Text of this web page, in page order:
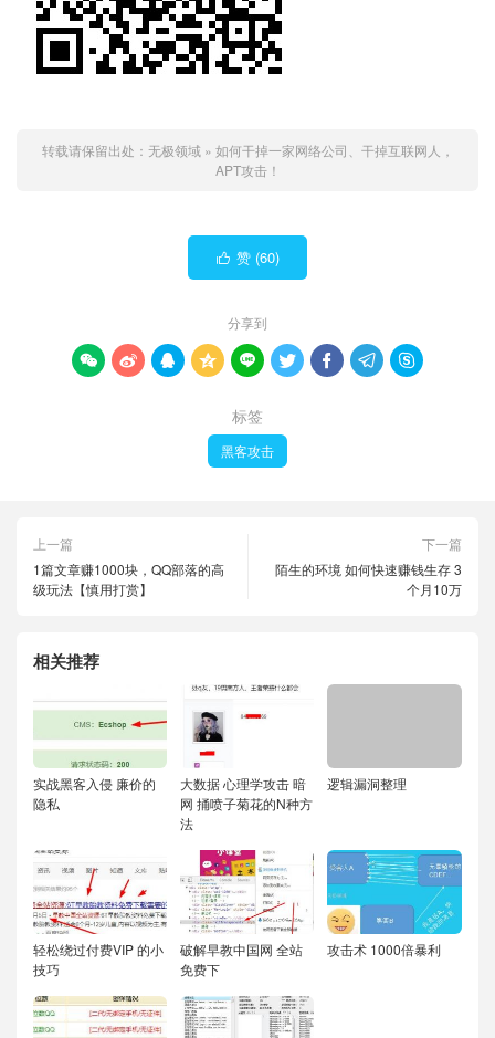
转载请保留出处： 无极领域 » 如何干掉一家网络公司、干掉互联网人，
APT攻击！
 赞 (60)
分享到
        
标签
黑客攻击
上一篇
1篇文章赚1000块，QQ部落的高
级玩法【慎用打赏】
下一篇
陌生的环境 如何快速赚钱生存 3
个月10万
相关推荐
实战黑客入侵 廉价的
隐私
大数据 心理学攻击 暗
网 捅喷子菊花的N种方
法
逻辑漏洞整理
轻松绕过付费VIP 的小
技巧
破解早教中国网 全站
免费下
攻击术 1000倍暴利